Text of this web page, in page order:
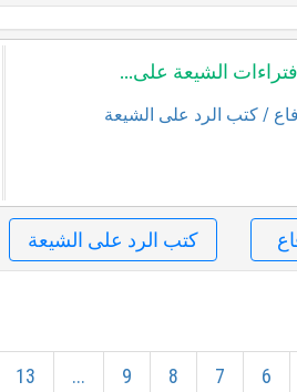
الشيعة على...
/ كتب الرد على الشيعة
كتب الرد على الشيعة
6
7
8
9
...
13